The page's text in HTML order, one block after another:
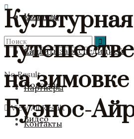
Новости
Видео
Партнёры
Контакты
Команда
Следить за экспедицией
Новости
Видео
No Result
View All Result
на зимовке
Буэнос-